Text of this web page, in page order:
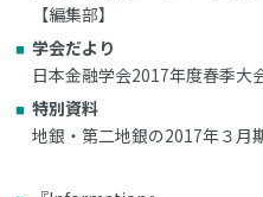
【編集部】
学会だより
日本金融学会2017年度春季大
特別資料
地銀・第二地銀の2017年３月